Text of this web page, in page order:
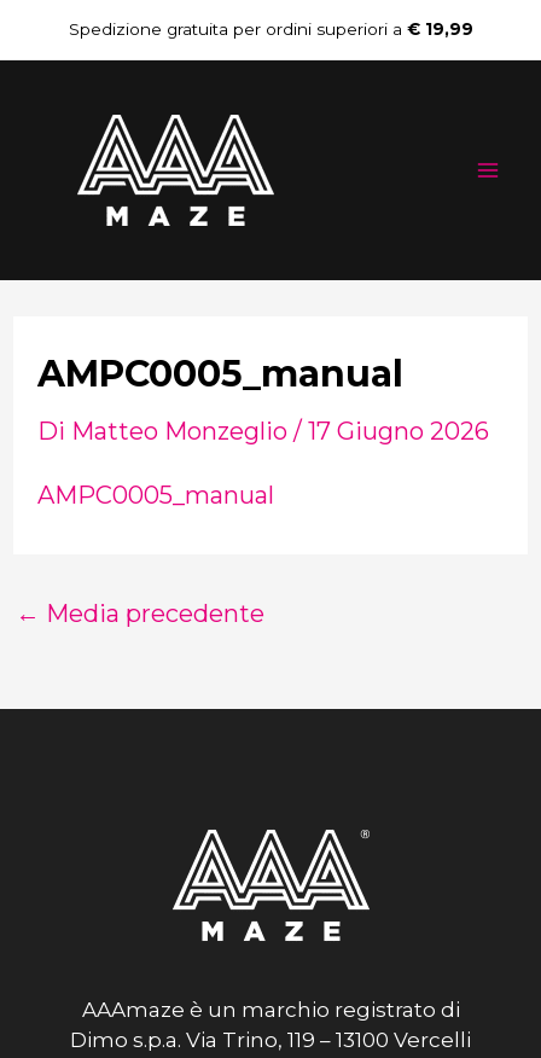
al
contenuto
Spedizione gratuita per ordini superiori a € 19,99
AMPC0005_manual
Di Matteo Monzeglio / 17 Giugno 2026
AMPC0005_manual
Navigazione
articoli
← Media precedente
AAAmaze è un marchio registrato di
Dimo s.p.a. Via Trino, 119 – 13100 Vercelli